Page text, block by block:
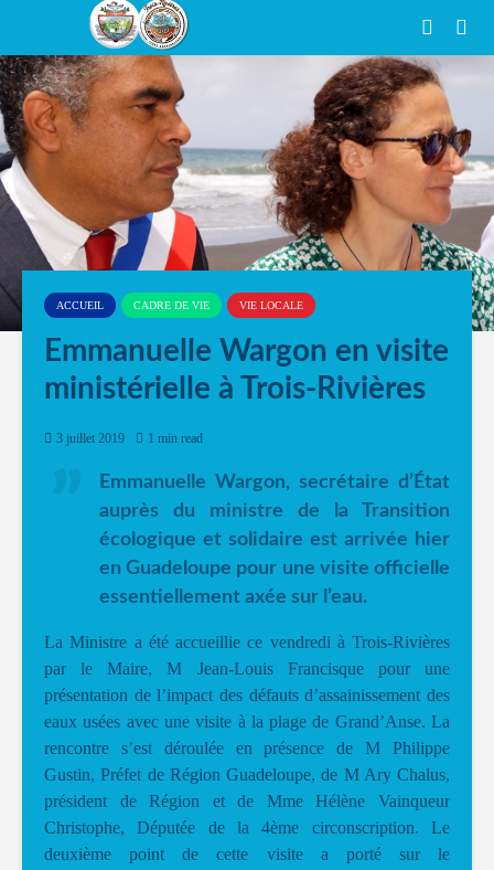
ACCUEIL CADRE DE VIE VIE LOCALE
Emmanuelle Wargon en visite
ministérielle à Trois-Rivières
3 juillet 2019 1 min read
Emmanuelle Wargon, secrétaire d’État
auprès du ministre de la Transition
écologique et solidaire est arrivée hier
en Guadeloupe pour une visite officielle
essentiellement axée sur l’eau.
La Ministre a été accueillie ce vendredi à Trois-Rivières
par le Maire, M Jean-Louis Francisque pour une
présentation de l’impact des défauts d’assainissement des
eaux usées avec une visite à la plage de Grand’Anse. La
rencontre s’est déroulée en présence de M Philippe
Gustin, Préfet de Région Guadeloupe, de M Ary Chalus,
président de Région et de Mme Hélène Vainqueur
Christophe, Députée de la 4ème circonscription. Le
deuxième point de cette visite a porté sur le